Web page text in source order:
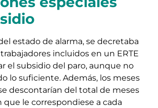
estado de alarma, se decretaba
incluidos en un ERTE
el subsidio del paro, aunque no
lo suficiente. Además, los meses
descontarían del total de meses
que le correspondiese a cada